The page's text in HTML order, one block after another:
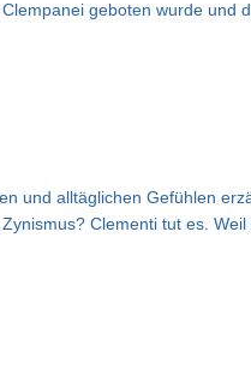
geboten wurde und
und alltäglichen Gefühlen
Clementi tut es.